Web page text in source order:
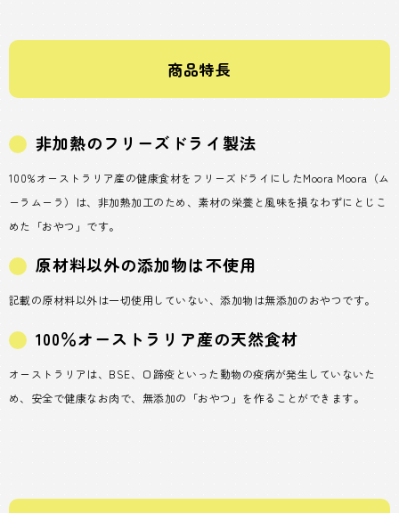
商品特長
非加熱のフリーズドライ製法
100%オーストラリア産の健康食材をフリーズドライにしたMoora Moora（ム
ーラムーラ）は、非加熱加工のため、素材の栄養と風味を損なわずにとじこ
めた「おやつ」です。
原材料以外の添加物は不使用
記載の原材料以外は一切使用していない、添加物は無添加のおやつです。
100％オーストラリア産の天然食材
オーストラリアは、BSE、口蹄疫といった動物の疫病が発生していないた
め、安全で健康なお肉で、無添加の「おやつ」を作ることができます。